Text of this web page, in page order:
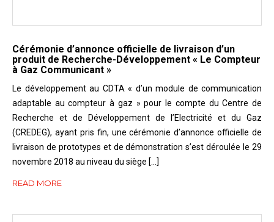
Cérémonie d’annonce officielle de livraison d’un
produit de Recherche-Développement « Le Compteur
à Gaz Communicant »
Le développement au CDTA « d’un module de communication
adaptable au compteur à gaz » pour le compte du Centre de
Recherche et de Développement de l’Electricité et du Gaz
(CREDEG), ayant pris fin, une cérémonie d’annonce officielle de
livraison de prototypes et de démonstration s’est déroulée le 29
novembre 2018 au niveau du siège […]
READ MORE